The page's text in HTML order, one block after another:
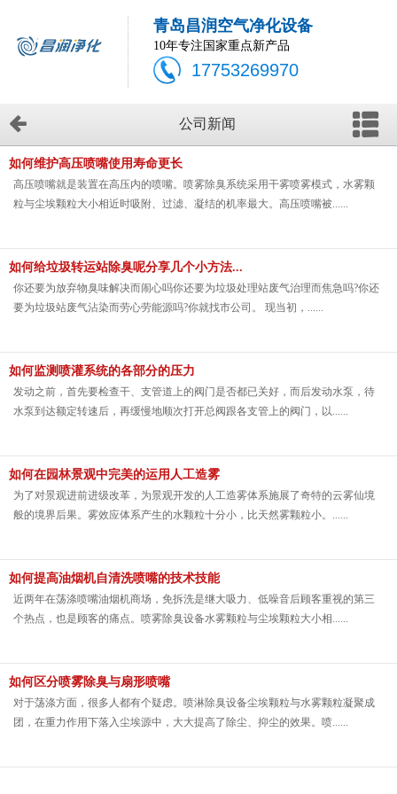
青岛昌润空气净化设备
10年专注国家重点新产品
17753269970
公司新闻
如何维护高压喷嘴使用寿命更长
高压喷嘴就是装置在高压内的喷嘴。喷雾除臭系统采用干雾喷雾模式，水雾颗
粒与尘埃颗粒大小相近时吸附、过滤、凝结的机率最大。高压喷嘴被......
如何给垃圾转运站除臭呢分享几个小方法...
你还要为放弃物臭味解决而闹心吗你还要为垃圾处理站废气治理而焦急吗?你还
要为垃圾站废气沾染而劳心劳能源吗?你就找市公司。 现当初，......
如何监测喷灌系统的各部分的压力
发动之前，首先要检查干、支管道上的阀门是否都已关好，而后发动水泵，待
水泵到达额定转速后，再缓慢地顺次打开总阀跟各支管上的阀门，以......
如何在园林景观中完美的运用人工造雾
为了对景观进前进级改革，为景观开发的人工造雾体系施展了奇特的云雾仙境
般的境界后果。雾效应体系产生的水颗粒十分小，比天然雾颗粒小。......
如何提高油烟机自清洗喷嘴的技术技能
近两年在荡涤喷嘴油烟机商场，免拆洗是继大吸力、低噪音后顾客重视的第三
个热点，也是顾客的痛点。喷雾除臭设备水雾颗粒与尘埃颗粒大小相......
如何区分喷雾除臭与扇形喷嘴
对于荡涤方面，很多人都有个疑虑。喷淋除臭设备尘埃颗粒与水雾颗粒凝聚成
团，在重力作用下落入尘埃源中，大大提高了除尘、抑尘的效果。喷......